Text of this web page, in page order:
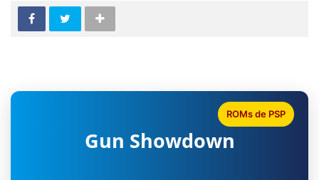
Gun Showdown
ROMs de PSP